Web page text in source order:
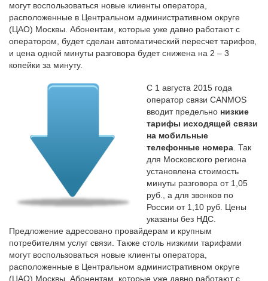
могут воспользоваться новые клиенты оператора,
расположенные в Центральном административном округе
(ЦАО) Москвы. Абонентам, которые уже давно работают с
оператором, будет сделан автоматический пересчет тарифов,
и цена одной минуты разговора будет снижена на 2 – 3
копейки за минуту.
С 1 августа 2015 года
оператор связи CANMOS
вводит предельно низкие
тарифы исходящей связи
на мобильные
телефонные номера . Так
для Московского региона
установлена стоимость
минуты разговора от 1,05
руб., а для звонков по
России от 1,10 руб. Цены
указаны без НДС.
Предложение адресовано провайдерам и крупным
потребителям услуг связи. Также столь низкими тарифами
могут воспользоваться новые клиенты оператора,
расположенные в Центральном административном округе
(ЦАО) Москвы. Абонентам, которые уже давно работают с